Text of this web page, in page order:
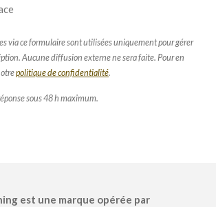
via ce formulaire sont utilisées uniquement pour gérer
Aucune diffusion externe ne sera faite. Pour en
politique de confidentialité.
sous 48 h maximum.
est une marque opérée par